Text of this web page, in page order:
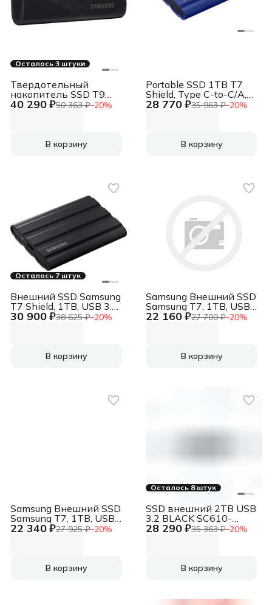
Осталось 3 штуки
40 290 ₽50 363 ₽−20%
Твердотельный
накопитель SSD T9
External 2Tb BLACK
BLACK USB 3.2 Type-C
(MU-PG2T0B/WW)
В корзину
28 770 ₽35 963 ₽−20%
Portable SSD 1TB T7
Shield, Type C-to-C/A,
USB 3.2 Gen2, MU-
В корзину
Осталось 7 штук
30 900 ₽38 625 ₽−20%
Внешний SSD Samsung
T7 Shield, 1TB, USB 3.2
Gen 2 Type-C, R/W
В корзину
22 160 ₽27 700 ₽−20%
Samsung Внешний SSD
Samsung T7, 1TB, USB
3.2 Gen 2 Type-C, R/W
В корзину
22 340 ₽27 925 ₽−20%
Samsung Внешний SSD
Samsung T7, 1TB, USB
3.2 Gen 2 Type-C, R/W
В корзину
Осталось 8 штук
28 290 ₽35 363 ₽−20%
SSD внешний 2TB USB
3.2 BLACK SC610-
2000G-CBK/RD ADATA
В корзину